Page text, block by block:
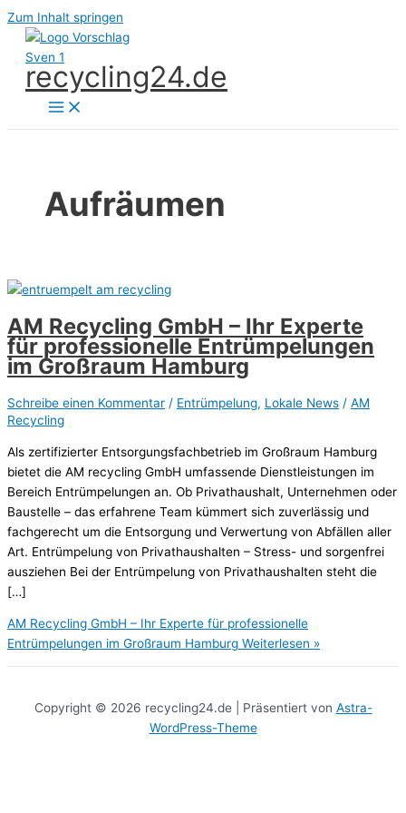
Zum Inhalt springen
recycling24.de
Aufräumen
AM Recycling GmbH – Ihr Experte
für professionelle Entrümpelungen
im Großraum Hamburg
Schreibe einen Kommentar / Entrümpelung, Lokale News / AM
Recycling
Als zertifizierter Entsorgungsfachbetrieb im Großraum Hamburg
bietet die AM recycling GmbH umfassende Dienstleistungen im
Bereich Entrümpelungen an. Ob Privathaushalt, Unternehmen oder
Baustelle – das erfahrene Team kümmert sich zuverlässig und
fachgerecht um die Entsorgung und Verwertung von Abfällen aller
Art. Entrümpelung von Privathaushalten – Stress- und sorgenfrei
ausziehen Bei der Entrümpelung von Privathaushalten steht die
[…]
AM Recycling GmbH – Ihr Experte für professionelle
Entrümpelungen im Großraum Hamburg Weiterlesen »
Copyright © 2026 recycling24.de | Präsentiert von Astra-
WordPress-Theme